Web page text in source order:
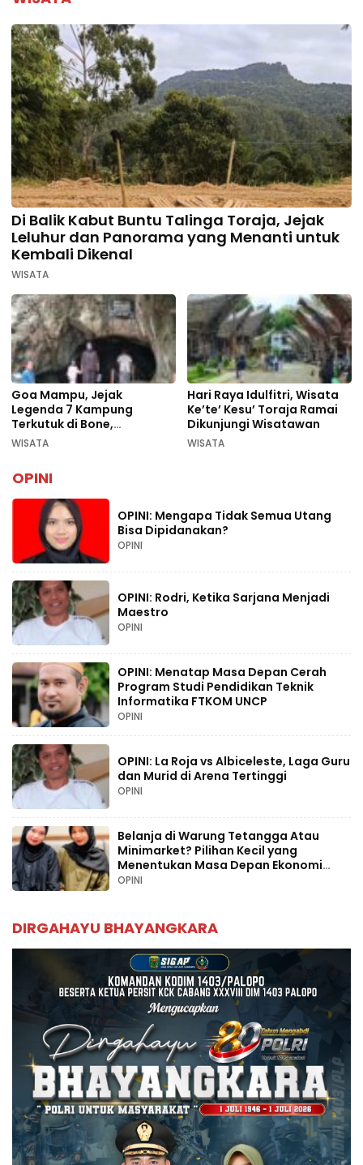
Di Balik Kabut Buntu Talinga Toraja, Jejak
Leluhur dan Panorama yang Menanti untuk
Kembali Dikenal
WISATA
Goa Mampu, Jejak
Legenda 7 Kampung
Terkutuk di Bone,
Rekomendasi Liburan
WISATA
Hari Raya Idulfitri, Wisata
Ke’te’ Kesu’ Toraja Ramai
Dikunjungi Wisatawan
WISATA
OPINI
OPINI: Mengapa Tidak Semua Utang
Bisa Dipidanakan?
OPINI
OPINI: Rodri, Ketika Sarjana Menjadi
Maestro
OPINI
OPINI: Menatap Masa Depan Cerah
Program Studi Pendidikan Teknik
Informatika FTKOM UNCP
OPINI
OPINI: La Roja vs Albiceleste, Laga Guru
dan Murid di Arena Tertinggi
OPINI
Belanja di Warung Tetangga Atau
Minimarket? Pilihan Kecil yang
Menentukan Masa Depan Ekonomi
Palopo
OPINI
DIRGAHAYU BHAYANGKARA